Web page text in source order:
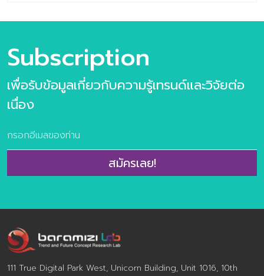
รนด์ความต้องการของผู้บริโภคยุคใหม่ 10 แนวโน้มธุรกิจ
อาหารแห่งอนาคต และ 31 เทรนด์ย่อยประกอบไปด้วย >10
แนวโน้มธุรกิจอาหารแห่งอนาคต ประกอบไปด้วย
Personalized Nutrition Well-Mental Eating Fermented
taste of time Extraordinary Meal Through The Root
Protein FoodTech Edible Beauty >ข้อมูลตัวอย่างกรณี
ศึกษากว่า 100 ตัวอย่าง >ผลการวิจัยผู้บริโภคชาวไทย 800
ตัวอย่าง เกี่ยวกับการตอบรับเทรนด์อนาคตอาหาร จำนวน
160 หน้า พิเศษ ราคา 2,900 จากปกติ 3,500 บาท พิเศษ
และคอนเซ็ปต์แห่งอนาคต บารามีซี่แล็บ โดยลูกค้าสามารถร่วม
กันออกแบบเนื้อหาเทรนด์ด้านอาหารแห่งอนาคตที่ตรงประเด็น
และสอดคล้องกับ […]
Subscription
เพื่อรับข้อมูลเกี่ยวกับความรู้เทรนด์และวิจัยต่อ
เนื่อง
สมัครเลย!
111 True Digital Park West, Unicorn Building, Unit 1016, 10th